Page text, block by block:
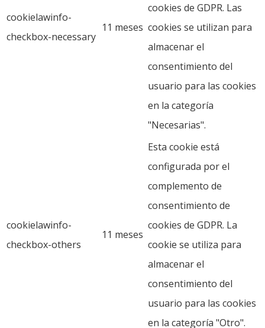
cookielawinfo-
checkbox-necessary
11 meses
cookies de GDPR. Las
cookies se utilizan para
almacenar el
consentimiento del
usuario para las cookies
en la categoría
"Necesarias".
cookielawinfo-
checkbox-others
11 meses
Esta cookie está
configurada por el
complemento de
consentimiento de
cookies de GDPR. La
cookie se utiliza para
almacenar el
consentimiento del
usuario para las cookies
en la categoría "Otro".